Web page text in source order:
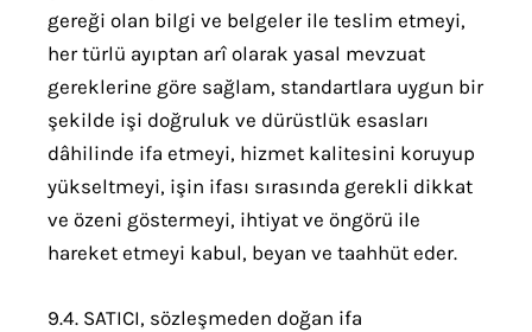
gereği olan bilgi ve belgeler ile teslim etmeyi,
her türlü ayıptan arî olarak yasal mevzuat
gereklerine göre sağlam, standartlara uygun bir
şekilde işi doğruluk ve dürüstlük esasları
dâhilinde ifa etmeyi, hizmet kalitesini koruyup
yükseltmeyi, işin ifası sırasında gerekli dikkat
ve özeni göstermeyi, ihtiyat ve öngörü ile
hareket etmeyi kabul, beyan ve taahhüt eder.
9.4. SATICI, sözleşmeden doğan ifa